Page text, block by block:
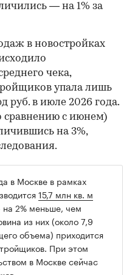
— на 1% за
в новостройках
чека,
упала лишь
руб. в июле 2026 года.
сравнению с июнем)
на 3%,
в Москве в рамках
15,7 млн кв. м
2% меньше, чем
из них (около 7,9
объема) приходится
При этом
в Москве сейчас